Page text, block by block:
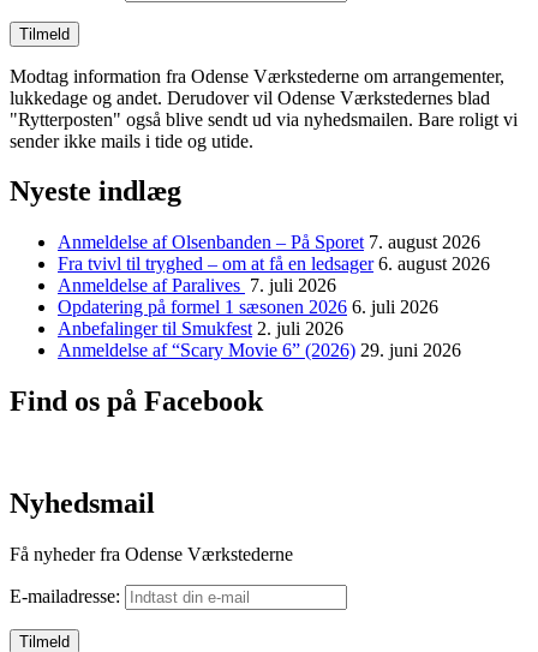
Modtag information fra Odense Værkstederne om arrangementer,
lukkedage og andet. Derudover vil Odense Værkstedernes blad
"Rytterposten" også blive sendt ud via nyhedsmailen. Bare roligt vi
sender ikke mails i tide og utide.
Nyeste indlæg
Anmeldelse af Olsenbanden – På Sporet 7. august 2026
Fra tvivl til tryghed – om at få en ledsager 6. august 2026
Anmeldelse af Paralives 7. juli 2026
Opdatering på formel 1 sæsonen 2026 6. juli 2026
Anbefalinger til Smukfest 2. juli 2026
Anmeldelse af “Scary Movie 6” (2026) 29. juni 2026
Find os på Facebook
Nyhedsmail
Få nyheder fra Odense Værkstederne
E-mailadresse: